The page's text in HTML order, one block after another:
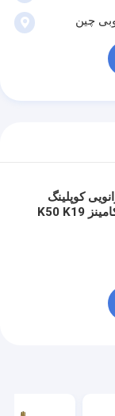
کوپلینگ
شیلنگ زانویی کامینز K50 K19